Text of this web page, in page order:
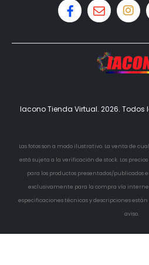
Iacono Tienda Virtual. 2026. Todos
Las fotos son a modo ilustrativo. La venta de
está sujeta a la verificación de stock. Los
para los productos presentados/publicados
exclusivamente para la compra vía
especificaciones técnicas y descripciones
aviso.